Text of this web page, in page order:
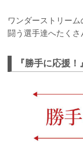
ワンダーストリー
闘う選手達へたくさ
『勝手に応援